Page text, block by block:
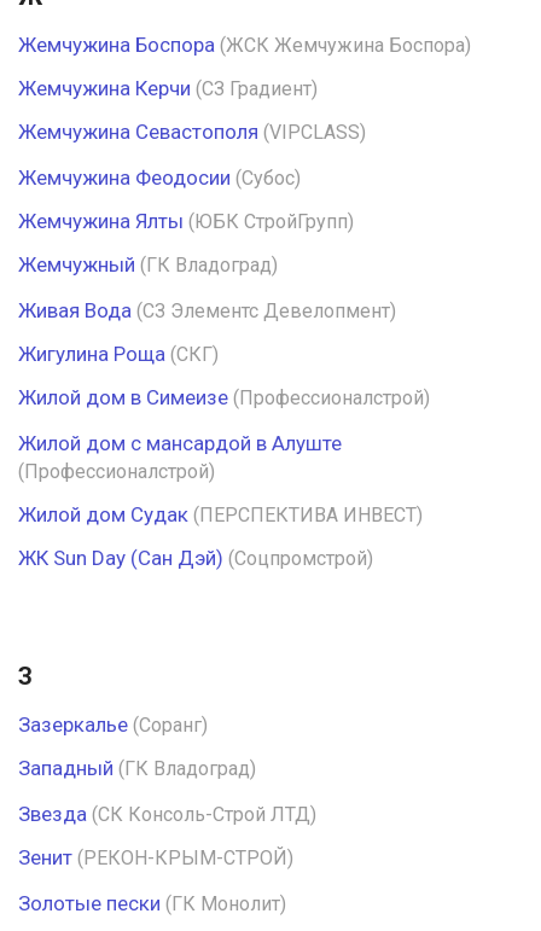
Жемчужина Боспора (ЖСК Жемчужина Боспора)
Жемчужина Керчи (СЗ Градиент)
Жемчужина Севастополя (VIPCLASS)
Жемчужина Феодосии (Субос)
Жемчужина Ялты (ЮБК СтройГрупп)
Жемчужный (ГК Владоград)
Живая Вода (СЗ Элементс Девелопмент)
Жигулина Роща (СКГ)
Жилой дом в Симеизе (Профессионалстрой)
Жилой дом с мансардой в Алуште
(Профессионалстрой)
Жилой дом Судак (ПЕРСПЕКТИВА ИНВЕСТ)
ЖК Sun Day (Сан Дэй) (Соцпромстрой)
З
Зазеркалье (Соранг)
Западный (ГК Владоград)
Звезда (СК Консоль-Строй ЛТД)
Зенит (РЕКОН-КРЫМ-СТРОЙ)
Золотые пески (ГК Монолит)